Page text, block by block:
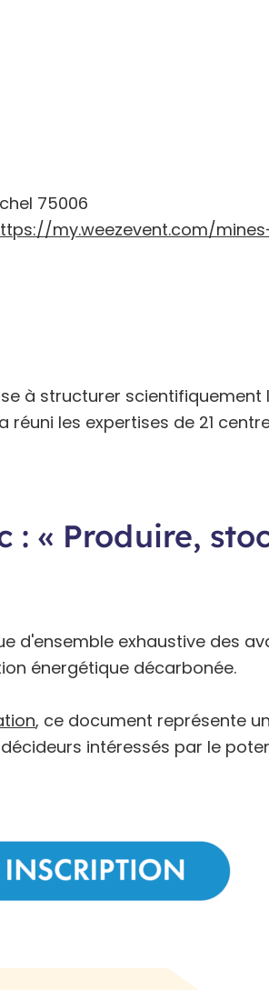
75006
my.weezevent.com/
à structurer
les expertises de 21
: « Produire,
d'ensemble exhaustive des
énergétique décarbonée.
, ce document représente
intéressés par le